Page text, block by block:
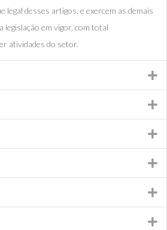
legal desses artigos, e exercem as demais
legislação em vigor, com total
atividades do setor.